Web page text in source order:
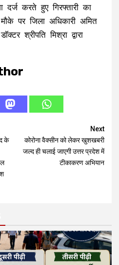
दर्ज करते हुए गिरफ्तारी का
पर जिला अधिकारी अमित
श्रीपति मिश्रा द्वारा
के
Next
कोरोना वैक्सीन को लेकर खुशखबरी
जल्द ही चलाई जाएगी उत्तर प्रदेश में
टीकाकरण अभियान